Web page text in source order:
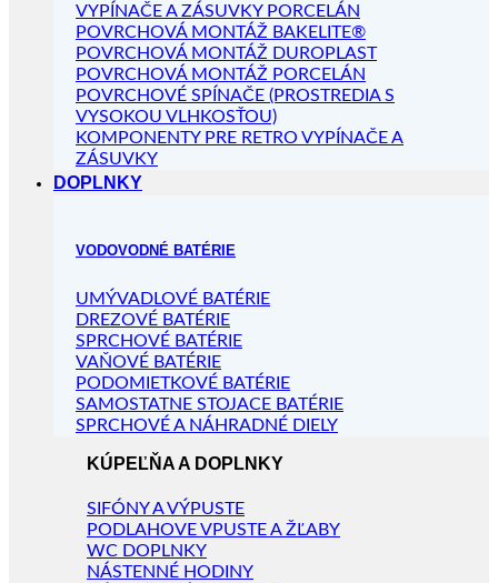
VYPÍNAČE A ZÁSUVKY PORCELÁN
POVRCHOVÁ MONTÁŽ BAKELITE®
POVRCHOVÁ MONTÁŽ DUROPLAST
POVRCHOVÁ MONTÁŽ PORCELÁN
POVRCHOVÉ SPÍNAČE (PROSTREDIA S
VYSOKOU VLHKOSŤOU)
KOMPONENTY PRE RETRO VYPÍNAČE A
ZÁSUVKY
DOPLNKY
VODOVODNÉ BATÉRIE
UMÝVADLOVÉ BATÉRIE
DREZOVÉ BATÉRIE
SPRCHOVÉ BATÉRIE
VAŇOVÉ BATÉRIE
PODOMIETKOVÉ BATÉRIE
SAMOSTATNE STOJACE BATÉRIE
SPRCHOVÉ A NÁHRADNÉ DIELY
KÚPEĽŇA A DOPLNKY
SIFÓNY A VÝPUSTE
PODLAHOVE VPUSTE A ŽĽABY
WC DOPLNKY
NÁSTENNÉ HODINY